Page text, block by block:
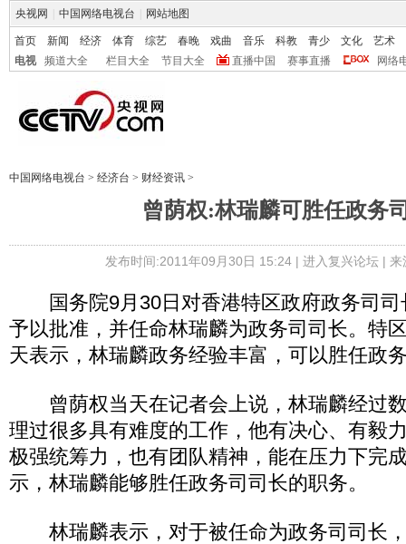
央视网 中国网络电视台 网站地图
首页 新闻 经济 体育 综艺 春晚 戏曲 音乐 科教 青少 文化
艺术
电视
频道大全 栏目大全 节目大全 直播中国 赛事直播 网络
中国网络电视台 > 经济台 > 财经资讯 >
曾荫权:林瑞麟可胜任政务
发布时间:2011年09月30日 15:24 | 进入复兴论坛| 来
国务院9月30日对香港特区政府政务司司
予以批准，并任命林瑞麟为政务司司长。特
天表示，林瑞麟政务经验丰富，可以胜任政
曾荫权当天在记者会上说，林瑞麟经过
理过很多具有难度的工作，他有决心、有毅
极强统筹力，也有团队精神，能在压力下完
示，林瑞麟能够胜任政务司司长的职务。
林瑞麟表示，对于被任命为政务司司长